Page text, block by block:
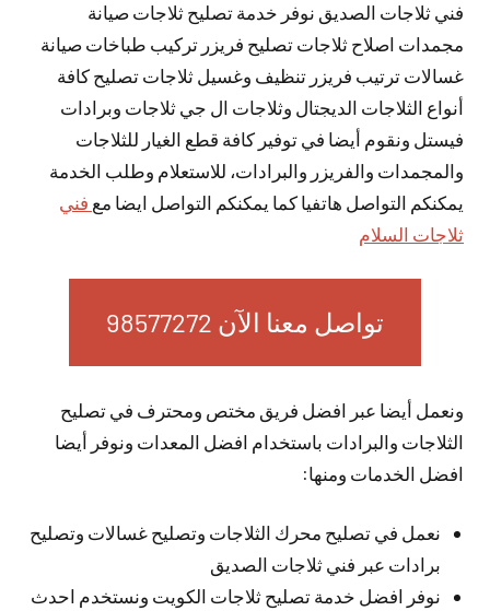
فني ثلاجات الصديق نوفر خدمة تصليح ثلاجات صيانة
مجمدات اصلاح ثلاجات تصليح فريزر تركيب طباخات صيانة
غسالات ترتيب فريزر تنظيف وغسيل ثلاجات تصليح كافة
أنواع الثلاجات الديجتال وثلاجات ال جي ثلاجات وبرادات
فيستل ونقوم أيضا في توفير كافة قطع الغيار للثلاجات
والمجمدات والفريزر والبرادات، للاستعلام وطلب الخدمة
يمكنكم التواصل هاتفيا كما يمكنكم التواصل ايضا مع فني
ثلاجات السلام
تواصل معنا الآن 98577272
ونعمل أيضا عبر افضل فريق مختص ومحترف في تصليح
الثلاجات والبرادات باستخدام افضل المعدات ونوفر أيضا
افضل الخدمات ومنها:
نعمل في تصليح محرك الثلاجات وتصليح غسالات وتصليح
برادات عبر فني ثلاجات الصديق
نوفر افضل خدمة تصليح ثلاجات الكويت ونستخدم احدث